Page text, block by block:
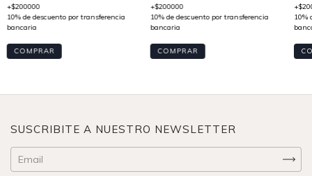
COMPRAR COMPRAR
SUSCRIBITE A NUESTRO NEWSLETTER